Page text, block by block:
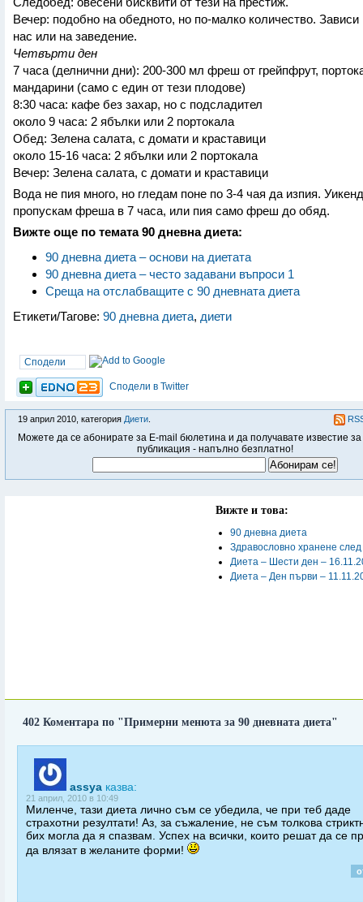
Вечер: подобно на обедното, но по-малко количество.
нас или на заведение.
Четвърти ден
7 часа (делнични дни): 200-300 мл фреш от грейпфрут,
мандарини (само с един от тези плодове)
8:30 часа: кафе без захар, но с подсладител
около 9 часа: 2 ябълки или 2 портокала
Обед: Зелена салата, с домати и краставици
около 15-16 часа: 2 ябълки или 2 портокала
Вечер: Зелена салата, с домати и краставици
Вода не пия много, но гледам поне по 3-4 чая да изпия.
пропускам фреша в 7 часа, или пия само фреш до обяд.
Вижте още по темата 90 дневна диета:
90 дневна диета – основи на диетата
90 дневна диета – често задавани въпроси 1
Среща на отслабващите с 90 дневната диета
Етикети/Тагове: 90 дневна диета, диети
Сподели
Сподели в Twitter
19 април 2010, категория Диети
Можете да се абонирате за E-mail бюлетина и да получавате известие за
публикация - напълно безплатно!
Вижте и това:
90 дневна диета
Здравословно хранене
Диета – Шести ден –
Диета – Ден първи –
402 Коментара по "Примерни менюта за 90 дневната диета"
assya казва:
21 април, 2010 в 10:49
Миленче, тази диета лично съм се убедила, че при теб даде
страхотни резултати! Аз, за съжаление, не съм толкова
бих могла да я спазвам. Успех на всички, които решат да се
да влязат в желаните форми!